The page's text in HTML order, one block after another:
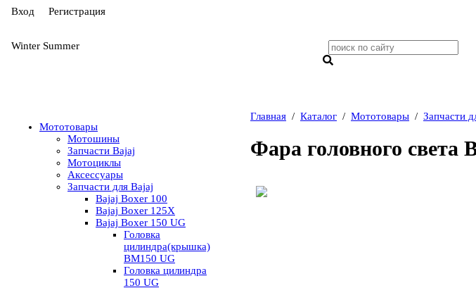
Вход Регистрация
Winter Summer
Мототовары
Мотошины
Запчасти Bajaj
Мотоциклы
Аксессуары
Запчасти для Bajaj
Bajaj Boxer 100
Bajaj Boxer 125X
Bajaj Boxer 150 UG
Головка
цилиндра(крышка)
BM150 UG
Головка цилиндра
150 UG
Главная / Каталог / Мототовары / Запчасти
Фара головного света